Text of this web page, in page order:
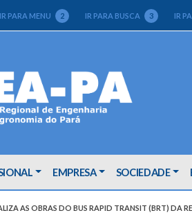
IR PARA MENU 2 IR PARA BUSCA 3 IR
EMPRESA SOCIEDADE
AS OBRAS DO BUS RAPID TRANSIT (BRT) DA